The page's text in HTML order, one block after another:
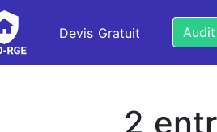
Devis Gratuit
2